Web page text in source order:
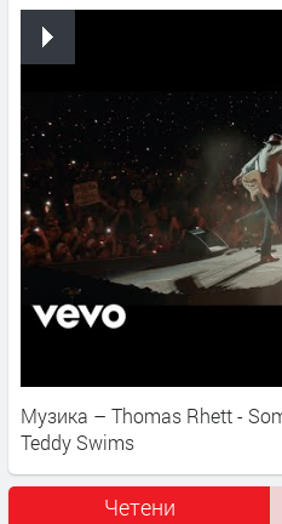
Музика – Thomas Rhett -
Teddy Swims
Четени